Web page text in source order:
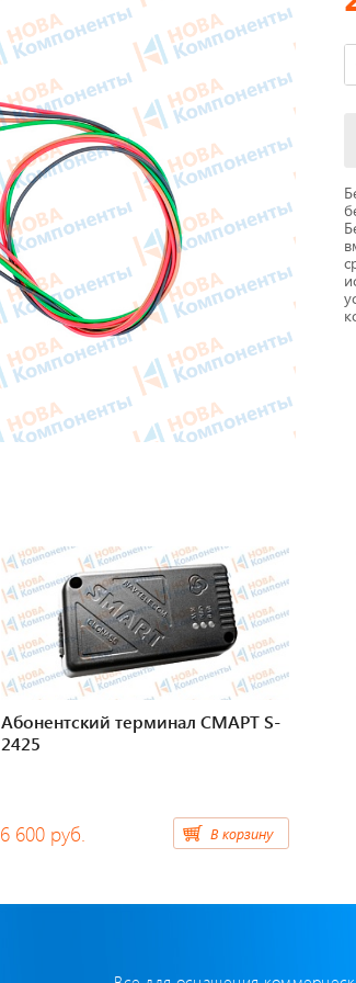
Тахографы
Элементы питания
GPS/GSM Антенны
Автоклимат
Датчики скорости
Картриджи для принтеров
этикеток
Весь каталог
Абонентский терминал СМАРТ S-
2425
6 600 руб. В корзину